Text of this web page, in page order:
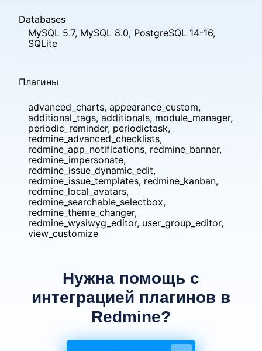
Databases
MySQL 5.7, MySQL 8.0, PostgreSQL 14-16,
SQLite
Плагины
advanced_charts, appearance_custom,
additional_tags, additionals, module_manager,
periodic_reminder, periodictask,
redmine_advanced_checklists,
redmine_app_notifications, redmine_banner,
redmine_impersonate,
redmine_issue_dynamic_edit,
redmine_issue_templates, redmine_kanban,
redmine_local_avatars,
redmine_searchable_selectbox,
redmine_theme_changer,
redmine_wysiwyg_editor, user_group_editor,
view_customize
Нужна помощь с
интеграцией плагинов в
Redmine?